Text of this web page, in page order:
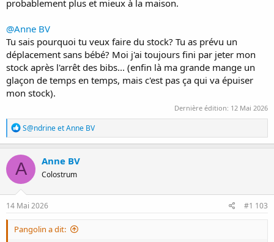
probablement plus et mieux à la maison.
@Anne BV
Tu sais pourquoi tu veux faire du stock? Tu as prévu un
déplacement sans bébé? Moi j'ai toujours fini par jeter mon
stock après l'arrêt des bibs... (enfin là ma grande mange un
glaçon de temps en temps, mais c'est pas ça qui va épuiser
mon stock).
Dernière édition: 12 Mai 2026
R
é
a
c
t
o
n
s
S@ndrineetAnne BV
A Anne BV
Colostrum
14 Mai 2026 #1 103
Pangolin a dit: